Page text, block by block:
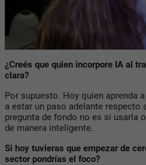
¿Creés que quien incorpore IA al
clara?
Por supuesto. Hoy quien aprenda
a estar un paso adelante respecto
pregunta de fondo no es si usarla
de manera inteligente.
Si hoy tuvieras que empezar de
sector pondrías el foco?